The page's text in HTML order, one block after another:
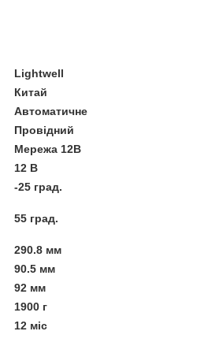
Lightwell
Китай
Автоматичне
Провідний
Мережа 12В
12 В
-25 град.
55 град.
290.8 мм
90.5 мм
92 мм
1900 г
12 міс